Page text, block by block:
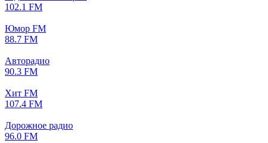
102.1 FM
Юмор FM
88.7 FM
Авторадио
90.3 FM
Хит FM
107.4 FM
Дорожное радио
96.0 FM